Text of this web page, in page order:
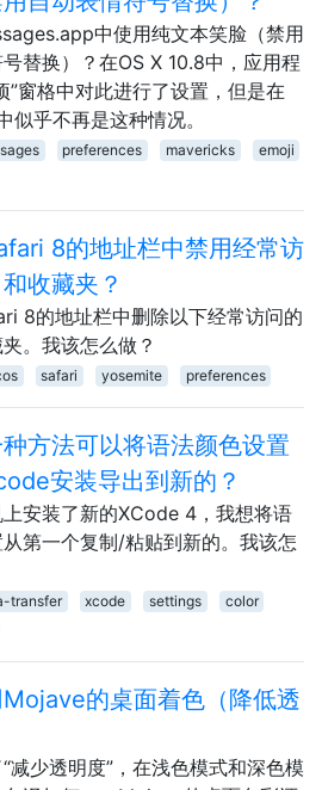
中使用纯文本笑脸（禁用
替换）？在OS X 10.8中，应用程
”窗格中对此进行了设置，但是在
似乎不再是这种情况。
preferences mavericks emoji
8的地址栏中禁用经常访
收藏夹？
8的地址栏中删除以下经常访问的
。我该怎么做？
safari yosemite preferences
方法可以将语法颜色设置
安装导出到新的？
安装了新的XCode 4，我想将语
第一个复制/粘贴到新的。我该怎
transfer xcode settings
color
的桌面着色（降低透
减少透明度”，在浅色模式和深色模